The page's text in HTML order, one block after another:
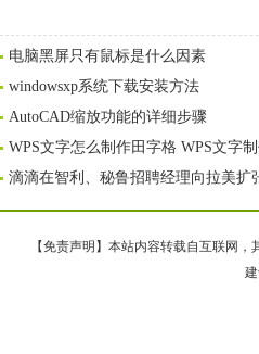
电脑黑屏只有鼠标是什么因素
windowsxp系统下载安装方法
AutoCAD缩放功能的详细步骤
WPS文字怎么制作田字格 WPS文字
滴滴在智利、秘鲁招聘经理向拉美扩
【免责声明】本站内容转载自互联网